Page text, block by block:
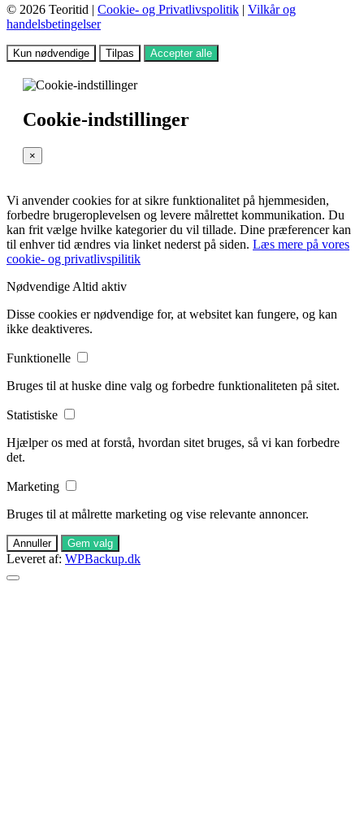
© 2026 Teoritid | Cookie- og Privatlivspolitik | Vilkår og
handelsbetingelser
Kun nødvendige Tilpas Accepter alle
Cookie-indstillinger
×
Vi anvender cookies for at sikre funktionalitet på hjemmesiden,
forbedre brugeroplevelsen og levere målrettet kommunikation. Du
kan frit vælge hvilke kategorier du vil tillade. Dine præferencer kan
til enhver tid ændres via linket nederst på siden. Læs mere på vores
cookie- og privatlivspilitik
Nødvendige Altid aktiv
Disse cookies er nødvendige for, at websitet kan fungere, og kan
ikke deaktiveres.
Funktionelle
Bruges til at huske dine valg og forbedre funktionaliteten på sitet.
Statistiske
Hjælper os med at forstå, hvordan sitet bruges, så vi kan forbedre
det.
Marketing
Bruges til at målrette marketing og vise relevante annoncer.
Annuller Gem valg
Leveret af: WPBackup.dk